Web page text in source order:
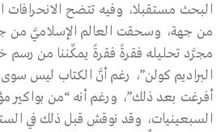
البحث مستقبلا، وفيه تتضح الانحرافات
من جهة، وسحقت العالم الإسلاميَّ من
مجرَّد تحليله فقرةً فقرةً يمكِّننا من رسم
البراديم كولن”، رغم أنَّ الكتاب ليس
أفرغت بعد ذلك”، ورغم أنه “من بواكير
السبعينيات، وقد نوقش قبل ذلك في